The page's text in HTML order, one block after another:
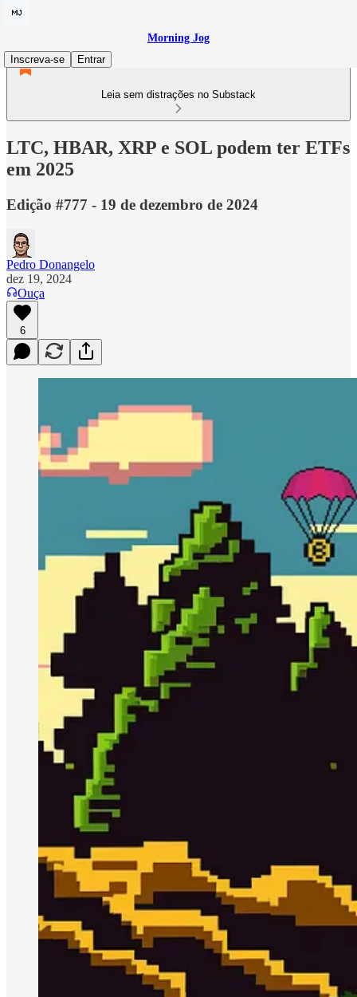
Morning Jog
Inscreva-se
Entrar
Leia sem distrações no Substack
LTC, HBAR, XRP e SOL podem ter ETFs
em 2025
Edição #777 - 19 de dezembro de 2024
Pedro Donangelo
dez 19, 2024
Ouça
6